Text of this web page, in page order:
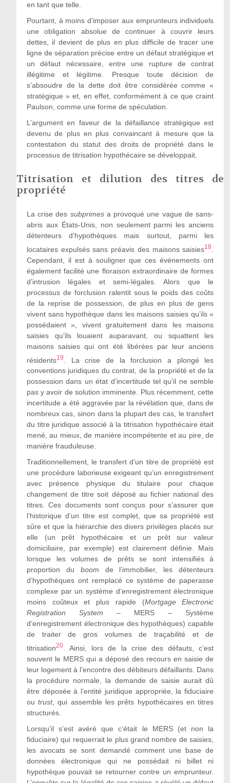
en tant que telle.
Pourtant, à moins d’imposer aux emprunteurs individuels
une obligation absolue de continuer à couvrir leurs
dettes, il devient de plus en plus difficile de tracer une
ligne de séparation précise entre un défaut stratégique et
un défaut nécessaire, entre une rupture de contrat
illégitime et légitime. Presque toute décision de
s’absoudre de la dette doit être considérée comme «
stratégique » et, en effet, conformément à ce que craint
Paulson, comme une forme de spéculation.
L’argument en faveur de la défaillance stratégique est
devenu de plus en plus convaincantà mesure que la
contestation du statut des droits de propriété dans le
processus de titrisation hypothécaire se développait.
Titrisation et dilution des titres de
propriété
La crise des subprimesa provoqué une vague de sans-
abris aux États-Unis, non seulement parmi les anciens
détenteurs d’hypothèques mais surtout, parmi les
locataires expulsés sans préavis des maisons saisies18
Cependant, il est à souligner que cesévénements ont
égalementfacilité une floraison extraordinaire de formes
d’intrusion légales et semi-légales. Alors que le
processus de forclusion ralentit sous le poids des coûts
de la reprise de possession, de plus en plus de gens
vivent sans hypothèque dans les maisons saisies qu’ils «
possédaient», vivent gratuitement dans les maisons
saisies qu’ils louaient auparavant, ou squattent les
maisons saisies qui ont été libérées par leur anciens
résidents19
. La crise de la forclusion a plongé les
conventions juridiques du contrat, de la propriété et de la
possession dans un état d’incertitude tel qu’il ne semble
pas y avoir de solution imminente. Plus récemment, cette
incertitude a été aggravée par la révélation que, dans de
nombreux cas, sinon dans la plupart des cas, le transfert
du titre juridique associé à la titrisation hypothécaire était
mené, au mieux, de manière incompétente et au pire, de
manière frauduleuse.
Traditionnellement, le transfert d’un titre de propriété est
une procédure laborieuse exigeant qu’un enregistrement
avec présence physique du titulaire pour chaque
changement de titre soit déposé au fichier national des
titres. Ces documents sont conçus pour s’assurer que
l’historique d’un titre est complet, que sa propriété est
sûre et que la hiérarchie des divers privilèges placés sur
elle (un prêt hypothécaire et un prêt sur valeur
domiciliaire, par exemple) est clairement définie. Mais
lorsque les volumes de prêts se sont intensifiés à
proportion du boom de l’immobilier, les détenteurs
d’hypothèques ont remplacé ce système de paperasse
complexe par un système d’enregistrement électronique
moins coûteux et plus rapide (Mortgage Electronic
Registration System – MERS – Système
d’enregistrement électronique des hypothèques) capable
de traiter de gros volumes de traçabilité et de
titrisation20. Ainsi, lors de la crise desdéfauts , c’est
souvent le MERS qui a déposé des recours en saisie de
leur logement à l’encontre desdébiteurs défaillants. Dans
la procédure normale, la demande de saisie aurait dû
être déposéeà l’entité juridique appropriée, la fiduciaire
outrust, qui assemble les prêts hypothécaires en titres
structurés.
Lorsqu’il s’est avéré que c’était le MERS (et non la
fiduciaire) qui requerrait le plus grand nombre de saisies,
les avocats se sont demandé comment une base de
données électronique qui ne possédait ni billet ni
hypothèque pouvait se retourner contre un emprunteur.